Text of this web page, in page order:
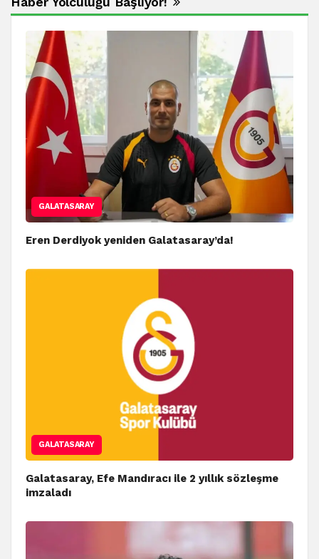
GALATASARAY
Eren Derdiyok yeniden Galatasaray’da!
GALATASARAY
Galatasaray, Efe Mandıracı ile 2 yıllık sözleşme
imzaladı